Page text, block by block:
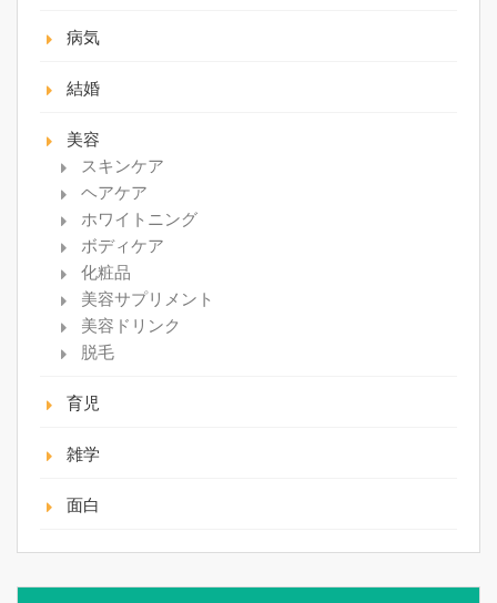
病気
結婚
美容
スキンケア
ヘアケア
ホワイトニング
ボディケア
化粧品
美容サプリメント
美容ドリンク
脱毛
育児
雑学
面白